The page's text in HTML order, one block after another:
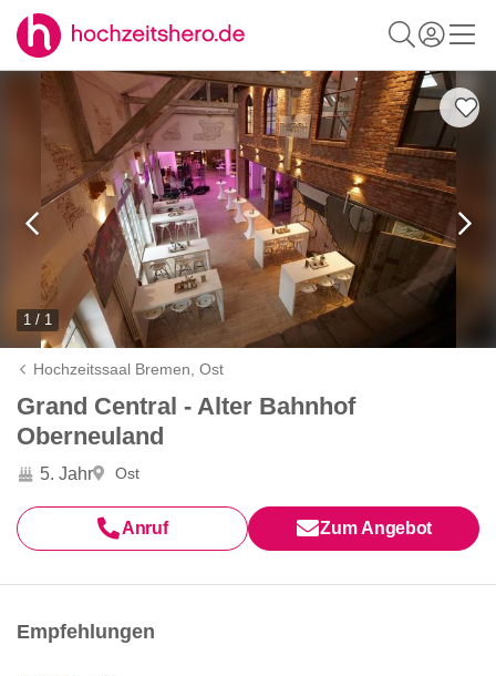
1 / 1
Hochzeitssaal Bremen,Ost
Grand Central - Alter Bahnhof
Oberneuland
5. Jahr Ost
Anruf Zum Angebot
Empfehlungen